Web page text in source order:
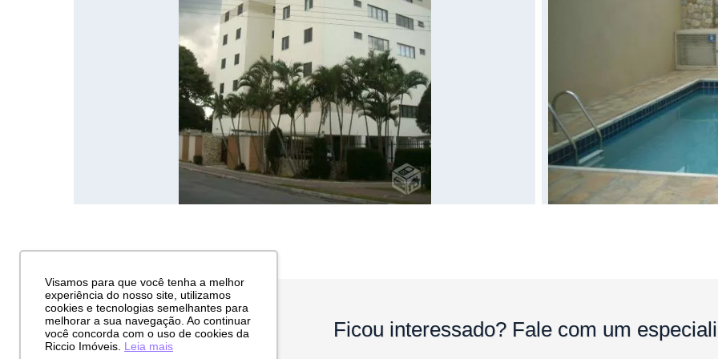
Ficou interessado? Fale com um
Visamos para que você tenha a melhor
experiência do nosso site, utilizamos
cookies e tecnologias semelhantes para
melhorar a sua navegação. Ao continuar
você concorda com o uso de cookies da
Riccio Imóveis. Leia mais